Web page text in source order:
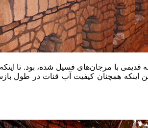
با مرجان‌های فسیل شده، بود. تا
اینکه همچنان کیفیت آب قنات در طول